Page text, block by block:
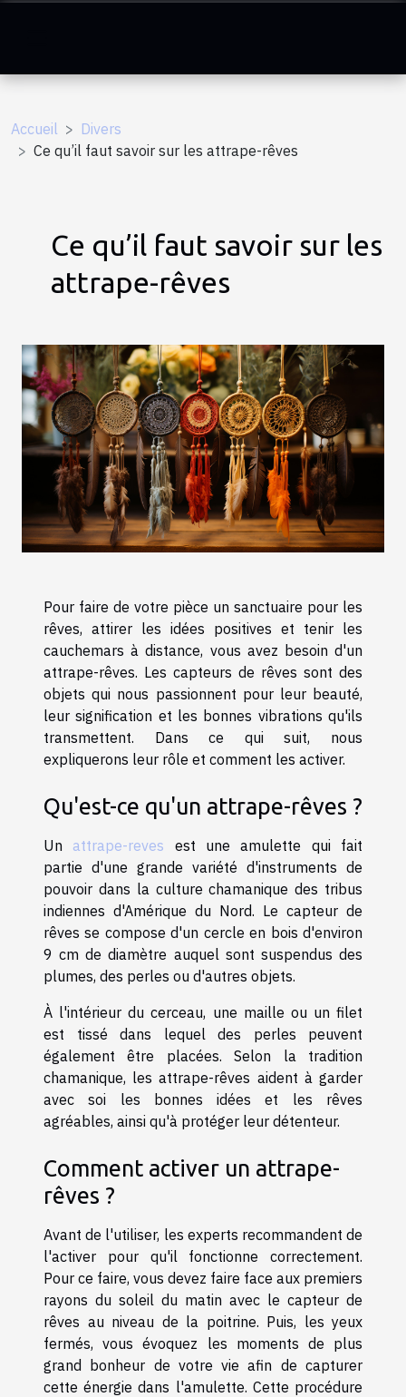
Accueil
Divers
Ce qu’il faut savoir sur les attrape-rêves
Ce qu’il faut savoir sur les
attrape-rêves
Pour faire de votre pièce un sanctuaire pour les
rêves, attirer les idées positives et tenir les
cauchemars à distance, vous avez besoin d'un
attrape-rêves. Les capteurs de rêves sont des
objets qui nous passionnent pour leur beauté,
leur signification et les bonnes vibrations qu'ils
transmettent. Dans ce qui suit, nous
expliquerons leur rôle et comment les activer.
Qu'est-ce qu'un attrape-rêves ?
Un attrape-reves est une amulette qui fait
partie d'une grande variété d'instruments de
pouvoir dans la culture chamanique des tribus
indiennes d'Amérique du Nord. Le capteur de
rêves se compose d'un cercle en bois d'environ
9 cm de diamètre auquel sont suspendus des
plumes, des perles ou d'autres objets.
À l'intérieur du cerceau, une maille ou un filet
est tissé dans lequel des perles peuvent
également être placées. Selon la tradition
chamanique, les attrape-rêves aident à garder
avec soi les bonnes idées et les rêves
agréables, ainsi qu'à protéger leur détenteur.
Comment activer un attrape-
rêves ?
Avant de l'utiliser, les experts recommandent de
l'activer pour qu'il fonctionne correctement.
Pour ce faire, vous devez faire face aux premiers
rayons du soleil du matin avec le capteur de
rêves au niveau de la poitrine. Puis, les yeux
fermés, vous évoquez les moments de plus
grand bonheur de votre vie afin de capturer
cette énergie dans l'amulette. Cette procédure